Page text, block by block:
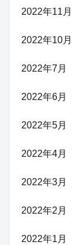
2022年11月
2022年10月
2022年7月
2022年6月
2022年5月
2022年4月
2022年3月
2022年2月
2022年1月